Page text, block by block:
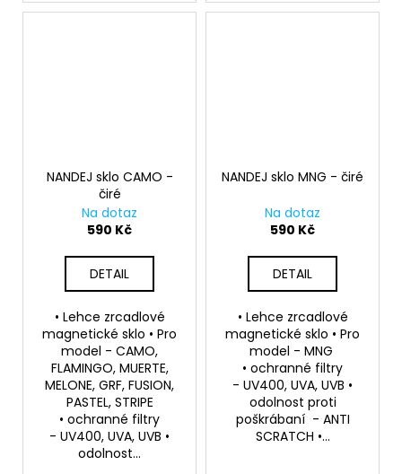
NANDEJ sklo CAMO -
čiré
Na dotaz
590 Kč
DETAIL
• Lehce zrcadlové
magnetické sklo • Pro
model - CAMO,
FLAMINGO, MUERTE,
MELONE, GRF, FUSION,
PASTEL, STRIPE
• ochranné filtry
- UV400, UVA, UVB •
odolnost...
NANDEJ sklo MNG - čiré
Na dotaz
590 Kč
DETAIL
• Lehce zrcadlové
magnetické sklo • Pro
model - MNG
• ochranné filtry
- UV400, UVA, UVB •
odolnost proti
poškrábaní - ANTI
SCRATCH •...